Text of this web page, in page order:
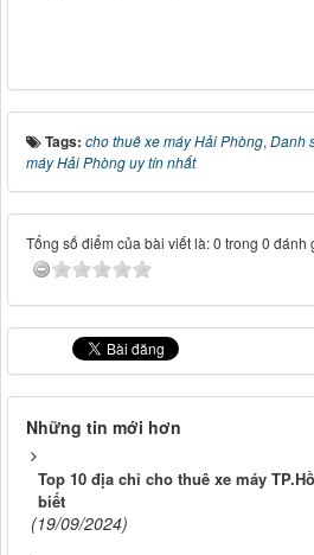
Tags: cho thuê xe máy Hải Phòng, Danh
máy Hải Phòng uy tín nhất
Tổng số điểm của bài viết là: 0 trong 0 đánh
Những tin mới hơn
Top 10 địa chỉ cho thuê xe máy
biết
(19/09/2024)